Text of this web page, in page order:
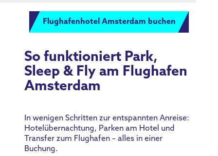
Flughafenhotel Amsterdam buchen
So funktioniert Park,
Sleep & Fly am Flughafen
Amsterdam
In wenigen Schritten zur entspannten Anreise:
Hotelübernachtung, Parken am Hotel und
Transfer zum Flughafen – alles in einer
Buchung.